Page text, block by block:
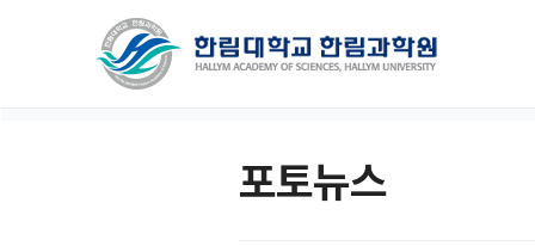
포토뉴스